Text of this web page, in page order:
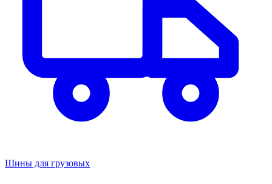
Шины для грузовых